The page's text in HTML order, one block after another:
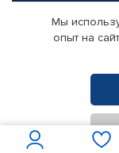
Партнерам
Корпоративным
Поставщикам
© КАМАЗ ЦЕНТР
Интернет-магазин
Мы
опыт на